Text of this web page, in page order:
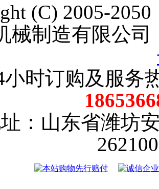
(C) 2005-
械制造有限公
小时订购及服务
：山东省潍坊